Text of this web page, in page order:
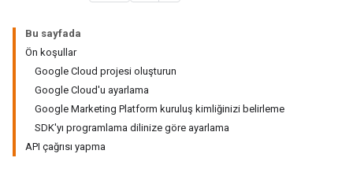
Bu sayfada
Ön koşullar
Google Cloud projesi oluşturun
Google Cloud'u ayarlama
Google Marketing Platform kuruluş kimliğinizi belirleme
SDK'yı programlama dilinize göre ayarlama
API çağrısı yapma